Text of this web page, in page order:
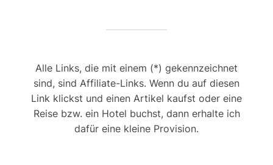
Alle Links, die mit einem (*) gekennzeichnet
sind, sind Affiliate-Links. Wenn du auf diesen
Link klickst und einen Artikel kaufst oder eine
Reise bzw. ein Hotel buchst, dann erhalte ich
dafür eine kleine Provision.